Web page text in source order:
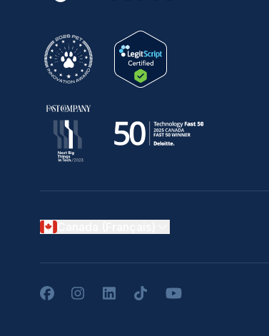
FacebookInstagramLinkedInTikTokYouTube